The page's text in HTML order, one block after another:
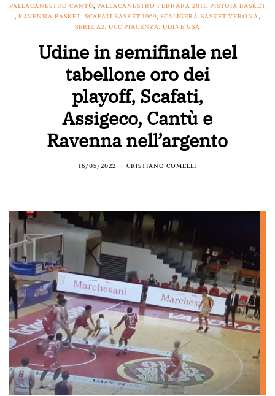
PALLACANESTRO CANTÙ, PALLACANESTRO FERRARA 2011, PISTOIA BASKET
, RAVENNA BASKET, SCAFATI BASKET 1969, SCALIGERA BASKET VERONA,
SERIE A2, UCC PIACENZA, UDINE GSA
Udine in semifinale nel
tabellone oro dei
playoff, Scafati,
Assigeco, Cantù e
Ravenna nell’argento
16/05/2022 CRISTIANO COMELLI